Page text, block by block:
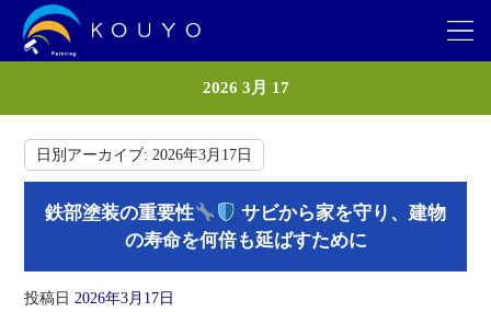
2026 3月 17
日別アーカイブ:2026年3月17日
鉄部塗装の重要性
サビから家を守り、建物
の寿命を何倍も延ばすために
投稿日 2026年3月17日